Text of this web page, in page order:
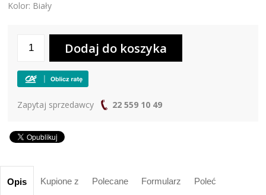
Kolor: Biały
Zapytaj sprzedawcy 22 559 10 49
Opis Kupione z Polecane Formularz Poleć